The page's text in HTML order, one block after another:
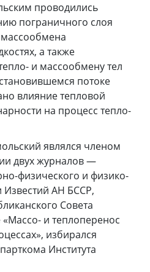
проводились
пограничного слоя
а также
и массообмену тел
потоке
влияние тепловой
на процесс тепло-
являлся членом
двух журналов —
физического и физико-
Известий АН БССР,
Совета
и теплоперенос
избирался
Института